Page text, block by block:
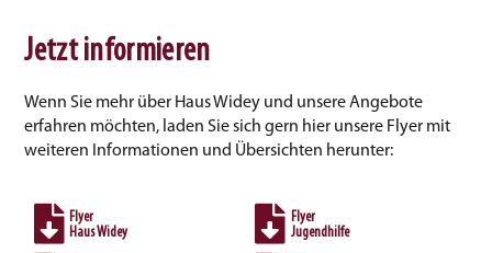
Jetzt informieren
Wenn Sie mehr über Haus Widey und unsere Angebote
erfahren möchten, laden Sie sich gern hier unsere Flyer mit
weiteren Informationen und Übersichten herunter:
Flyer
Haus Widey
Flyer
Jugendhilfe